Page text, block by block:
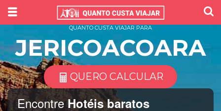
EncontreHotéis baratos
QUANTO CUSTA VIAJAR PARA
JERICOACOARA
QUERO CALCULAR